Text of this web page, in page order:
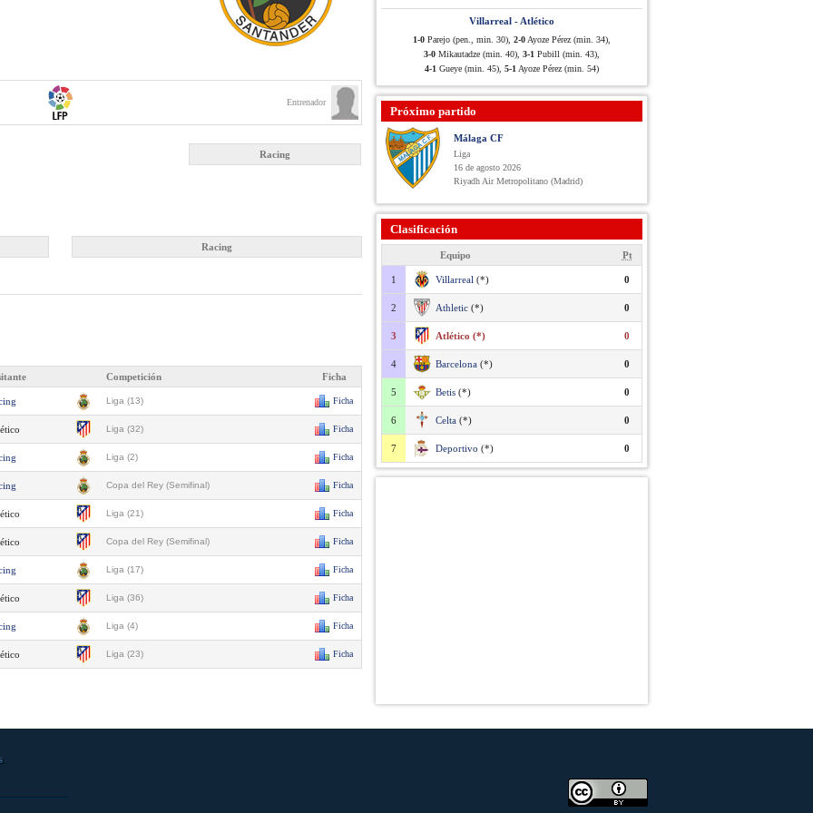
Entrenador
Racing
Racing
Competición Ficha
Liga (13) Ficha
Liga (32) Ficha
Liga (2) Ficha
Copa del Rey (Semifinal) Ficha
Liga (21) Ficha
Copa del Rey (Semifinal) Ficha
Liga (17) Ficha
Liga (36) Ficha
Liga (4) Ficha
Liga (23) Ficha
Villarreal - Atlético
1-0 Parejo (pen., min. 30), 2-0 Ayoze Pérez (min. 34),
3-0 Mikautadze (min. 40), 3-1 Pubill (min. 43),
4-1 Gueye (min. 45), 5-1 Ayoze Pérez (min. 54)
Próximo partido
Málaga CF
Liga
16 de agosto 2026
Riyadh Air Metropolitano (Madrid)
Clasificación
Equipo Pt
1 Villarreal (*) 0
2 Athletic (*) 0
3 Atlético (*) 0
4 Barcelona (*) 0
5 Betis (*) 0
6 Celta (*) 0
7 Deportivo (*) 0